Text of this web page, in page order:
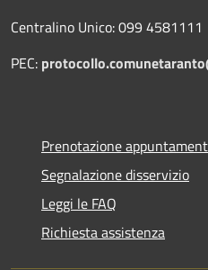
Centralino Unico: 099 4581111
PEC:
Prenotazione
Segnalazione disservizio
Leggi le FAQ
Richiesta assistenza